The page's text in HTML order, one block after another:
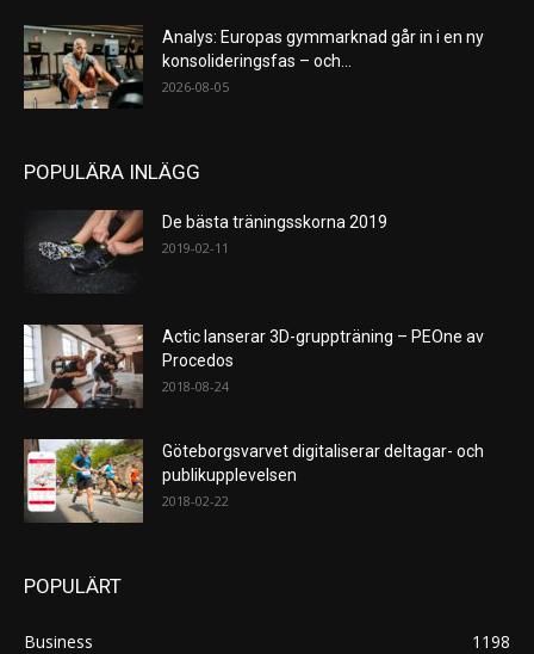
Analys: Europas gymmarknad går in i en ny
konsolideringsfas – och...
2026-08-05
POPULÄRA INLÄGG
De bästa träningsskorna 2019
2019-02-11
Actic lanserar 3D-gruppträning – PEOne av
Procedos
2018-08-24
Göteborgsvarvet digitaliserar deltagar- och
publikupplevelsen
2018-02-22
POPULÄRT
Business
1198